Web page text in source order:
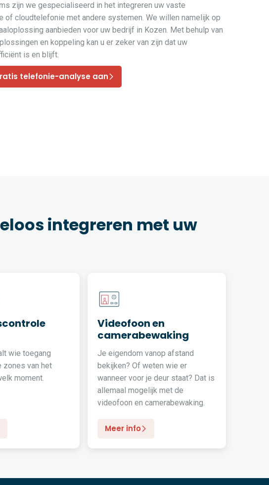
zijn we gespecialiseerd in het integreren uw vaste
of cloudtelefonie met andere systemen. We willen namelijk op
aanbieden voor uw bedrijf in Kozen. Met behulp van
en koppeling kan u er zeker van zijn dat uw
is en blijft.
telefonie-analyse aan
integreren met uw
wie toegang
zones van het
moment.
Videofoon en
camerabewaking
Je eigendom vanop afstand
bekijken? Of weten wie er
wanneer voor je deur staat? Dat is
allemaal mogelijk met de
videofoon en camerabewaking.
Meer info